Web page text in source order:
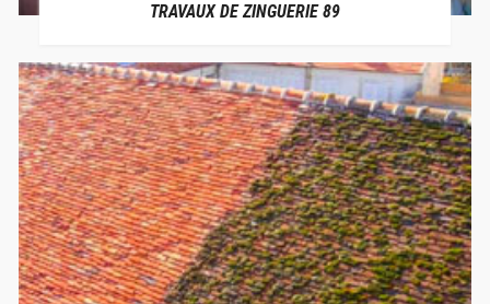
TRAVAUX DE ZINGUERIE 89